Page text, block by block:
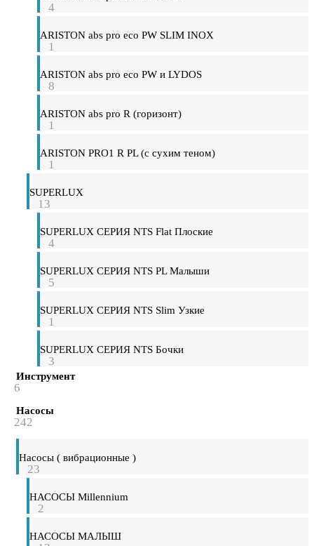
4
ARISTON abs pro eco PW SLIM INOX
1
ARISTON abs pro eco PW и LYDOS
8
ARISTON abs pro R (горизонт)
1
ARISTON PRO1 R PL (с сухим теном)
1
SUPERLUX
13
SUPERLUX СЕРИЯ NTS Flat Плоские
4
SUPERLUX СЕРИЯ NTS PL Малыши
5
SUPERLUX СЕРИЯ NTS Slim Узкие
1
SUPERLUX СЕРИЯ NTS Бочки
3
Инструмент
6
Насосы
242
Насосы ( вибрационные )
23
НАСОСЫ Millennium
2
НАСОСЫ МАЛЫШ